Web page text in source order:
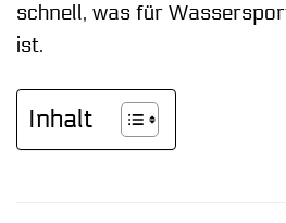
schnell, was für
ist.
Inhalt